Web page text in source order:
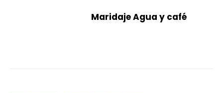
Maridaje Agua y café